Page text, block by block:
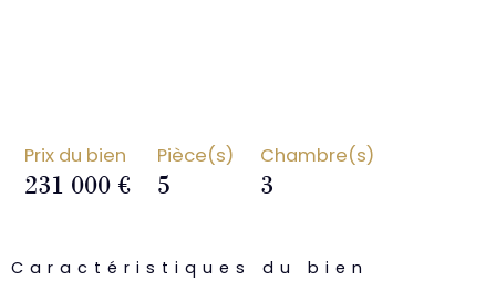
Prix du bien
231 000 €
Pièce(s)
5
Chambre(s)
3
Caractéristiques du bien